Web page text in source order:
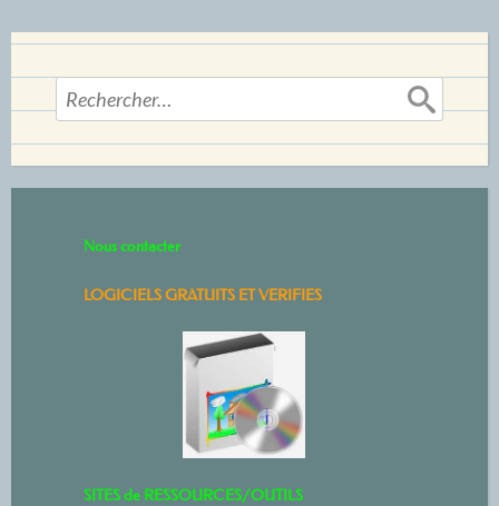
Rechercher :
Nous contacter
LOGICIELS GRATUITS ET VERIFIES
SITES de RESSOURCES/OUTILS